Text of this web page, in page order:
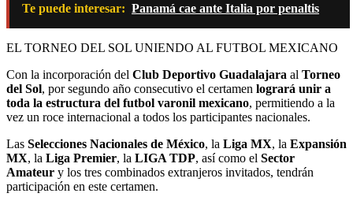
Te puede interesar: Panamá cae ante Italia por penaltis
EL TORNEO DEL SOL UNIENDO AL FUTBOL MEXICANO
Con la incorporación del Club Deportivo Guadalajara al Torneo
del Sol, por segundo año consecutivo el certamen logrará unir a
toda la estructura del futbol varonil mexicano, permitiendo a la
vez un roce internacional a todos los participantes nacionales.
Las Selecciones Nacionales de México, la Liga MX, la Expansión
MX, la Liga Premier, la LIGA TDP, así como el Sector
Amateur y los tres combinados extranjeros invitados, tendrán
participación en este certamen.